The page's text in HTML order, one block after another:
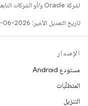
لشركة Oracle و/أو الشركات التابعة لها.
تاريخ التعديل الأخير: 2026-06-18 (حسب التوقيت العالمي المتفَّق عليه)
الإصدار
مستودع Android
المتطلّبات
التنزيل